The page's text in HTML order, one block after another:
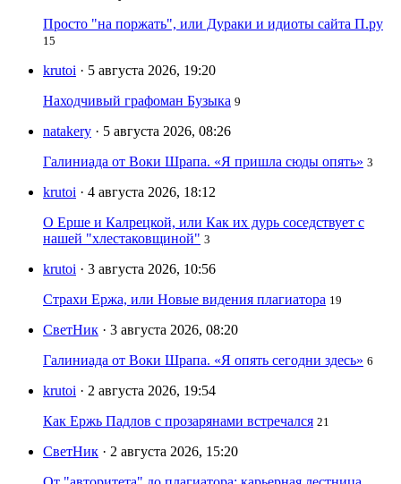
Просто "на поржать", или Дураки и идиоты сайта П.ру
15
krutoi · 5 августа 2026, 19:20
Находчивый графоман Бузыка 9
natakery · 5 августа 2026, 08:26
Галиниада от Воки Шрапа. «Я пришла сюды опять» 3
krutoi · 4 августа 2026, 18:12
О Ерше и Калрецкой, или Как их дурь соседствует с
нашей "хлестаковщиной" 3
krutoi · 3 августа 2026, 10:56
Страхи Ержа, или Новые видения плагиатора 19
СветНик · 3 августа 2026, 08:20
Галиниада от Воки Шрапа. «Я опять сегодни здесь» 6
krutoi · 2 августа 2026, 19:54
Как Ержь Падлов с прозарянами встречался 21
СветНик · 2 августа 2026, 15:20